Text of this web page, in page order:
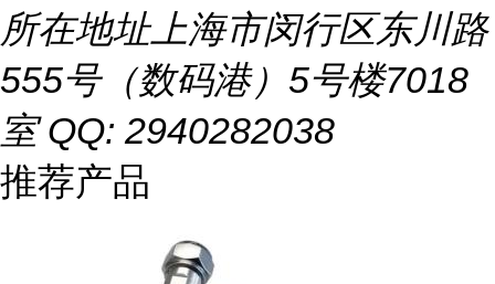
所在地址上海市闵行区东川路
555号（数码港）5号楼7018
室 QQ: 2940282038
推荐产品